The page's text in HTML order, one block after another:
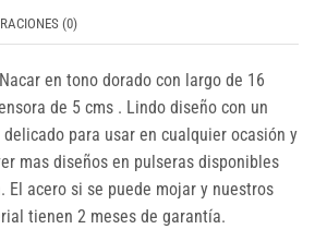
(0)
en tono dorado con largo de 16
de 5 cms . Lindo diseño con un
para usar en cualquier ocasión y
mas diseños en pulseras disponibles
. El acero si se puede mojar y nuestros
tienen 2 meses de garantía.